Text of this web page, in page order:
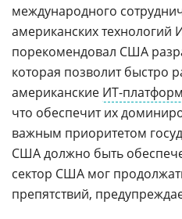
международного
американских
порекомендовал США
которая позволит быстро
американские ИТ-
что обеспечит их
важным приоритетом
США должно быть
сектор США мог
препятствий,